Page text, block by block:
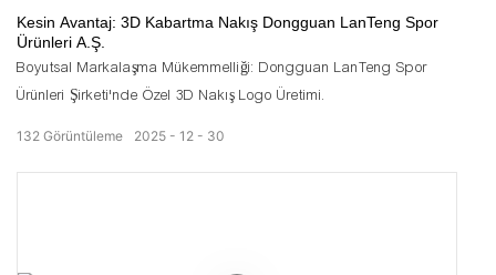
Kesin Avantaj: 3D Kabartma Nakış Dongguan LanTeng Spor
Ürünleri A.Ş.
Boyutsal Markalaşma Mükemmelliği: Dongguan LanTeng Spor
Ürünleri Şirketi'nde Özel 3D Nakış Logo Üretimi.
2025 12 30
132 Görüntüleme